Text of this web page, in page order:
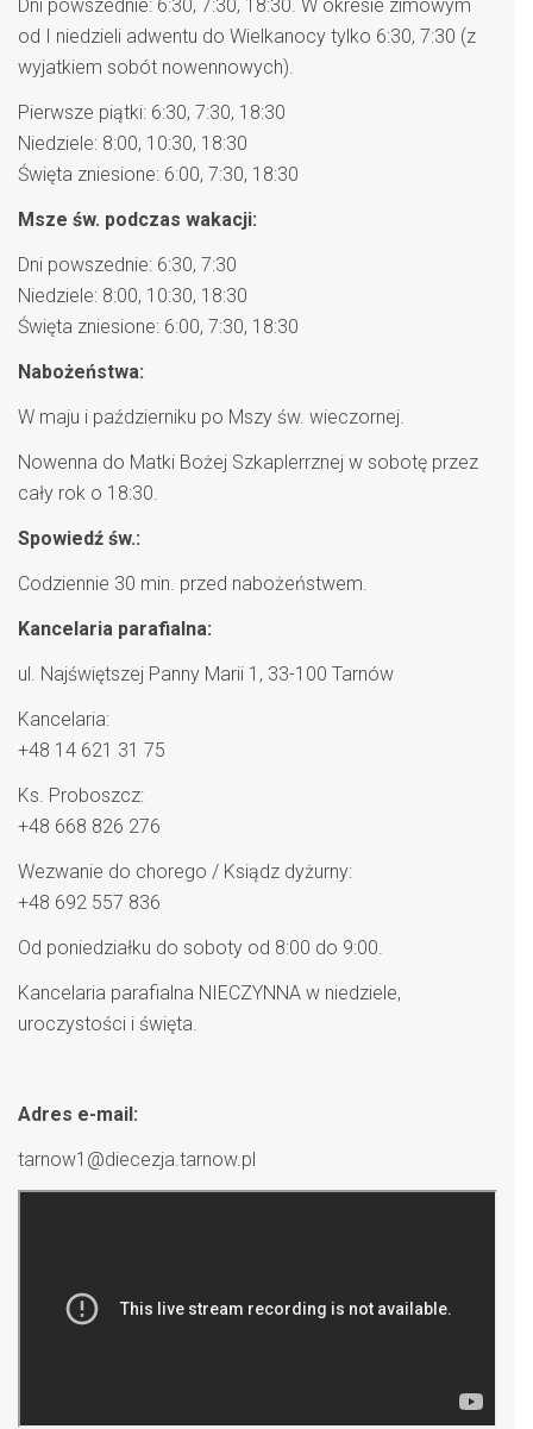
Dni powszednie: 6:30, 7:30, 18:30. W okresie zimowym
od I niedzieli adwentu do Wielkanocy tylko 6:30, 7:30 (z
wyjatkiem sobót nowennowych).
Pierwsze piątki: 6:30, 7:30, 18:30
Niedziele: 8:00, 10:30, 18:30
Święta zniesione: 6:00, 7:30, 18:30
Msze św. podczas wakacji:
Dni powszednie: 6:30, 7:30
Niedziele: 8:00, 10:30, 18:30
Święta zniesione: 6:00, 7:30, 18:30
Nabożeństwa:
W maju i październiku po Mszy św. wieczornej.
Nowenna do Matki Bożej Szkaplerrznej w sobotę przez
cały rok o 18:30.
Spowiedź św.:
Codziennie 30 min. przed nabożeństwem.
Kancelaria parafialna:
ul. Najświętszej Panny Marii 1, 33-100 Tarnów
Kancelaria:
+48 14 621 31 75
Ks. Proboszcz:
+48 668 826 276
Wezwanie do chorego / Ksiądz dyżurny:
+48 692 557 836
Od poniedziałku do soboty od 8:00 do 9:00.
Kancelaria parafialna NIECZYNNA w niedziele,
uroczystości i święta.
Adres e-mail:
tarnow1@diecezja.tarnow.pl